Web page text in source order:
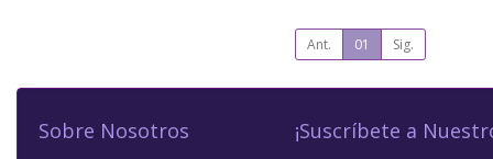
Ant. 01 Sig.
Sobre Nosotros ¡Suscríbete a